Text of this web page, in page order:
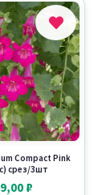
Compact Pink
срез/3шт
₽